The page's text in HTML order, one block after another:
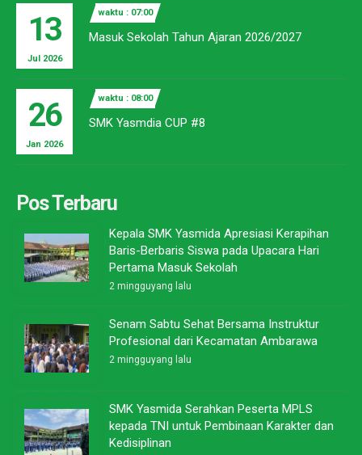
13
Jul 2026
waktu : 07:00
Masuk Sekolah Tahun Ajaran 2026/2027
26
Jan 2026
waktu : 08:00
SMK Yasmdia CUP #8
Pos Terbaru
Kepala SMK Yasmida Apresiasi Kerapihan
Baris-Berbaris Siswa pada Upacara Hari
Pertama Masuk Sekolah
2 mingguyang lalu
Senam Sabtu Sehat Bersama Instruktur
Profesional dari Kecamatan Ambarawa
2 mingguyang lalu
SMK Yasmida Serahkan Peserta MPLS
kepada TNI untuk Pembinaan Karakter dan
Kedisiplinan